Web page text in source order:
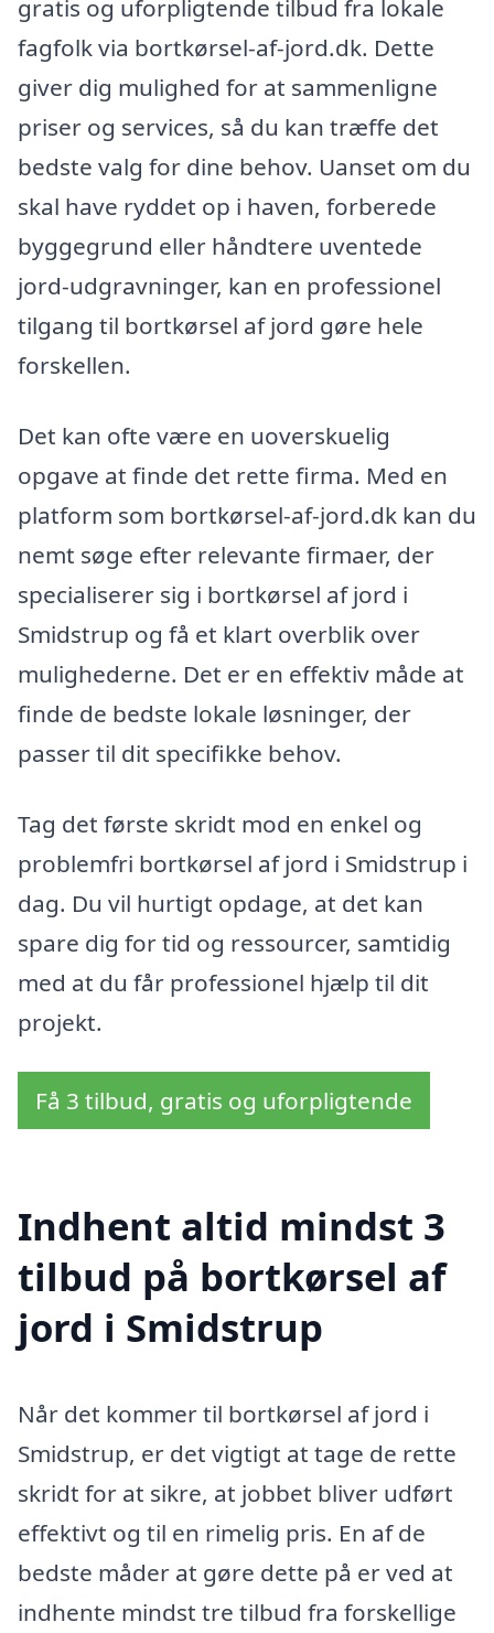
gratis og uforpligtende tilbud fra lokale
fagfolk via bortkørsel-af-jord.dk. Dette
giver dig mulighed for at sammenligne
priser og services, så du kan træffe det
bedste valg for dine behov. Uanset om du
skal have ryddet op i haven, forberede
byggegrund eller håndtere uventede
jord-udgravninger, kan en professionel
tilgang til bortkørsel af jord gøre hele
forskellen.
Det kan ofte være en uoverskuelig
opgave at finde det rette firma. Med en
platform som bortkørsel-af-jord.dk kan du
nemt søge efter relevante firmaer, der
specialiserer sig i bortkørsel af jord i
Smidstrup og få et klart overblik over
mulighederne. Det er en effektiv måde at
finde de bedste lokale løsninger, der
passer til dit specifikke behov.
Tag det første skridt mod en enkel og
problemfri bortkørsel af jord i Smidstrup i
dag. Du vil hurtigt opdage, at det kan
spare dig for tid og ressourcer, samtidig
med at du får professionel hjælp til dit
projekt.
Få 3 tilbud, gratis og uforpligtende
Indhent altid mindst 3
tilbud på bortkørsel af
jord i Smidstrup
Når det kommer til bortkørsel af jord i
Smidstrup, er det vigtigt at tage de rette
skridt for at sikre, at jobbet bliver udført
effektivt og til en rimelig pris. En af de
bedste måder at gøre dette på er ved at
indhente mindst tre tilbud fra forskellige